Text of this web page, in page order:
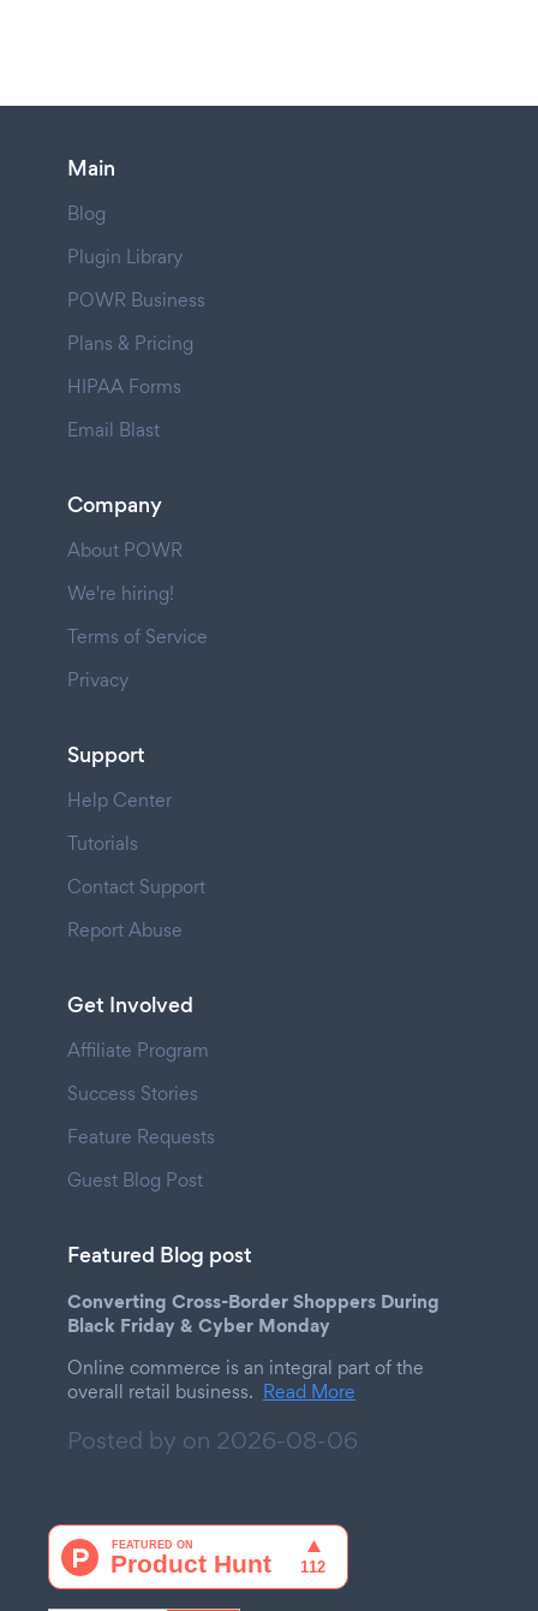
Main
Blog
Plugin Library
POWR Business
Plans & Pricing
HIPAA Forms
Email Blast
Company
About POWR
We're hiring!
Terms of Service
Privacy
Support
Help Center
Tutorials
Contact Support
Report Abuse
Get Involved
Affiliate Program
Success Stories
Feature Requests
Guest Blog Post
Featured Blog post
Converting Cross-Border Shoppers During
Black Friday & Cyber Monday
Online commerce is an integral part of the
overall retail business. Read More
Posted by on 2026-08-06